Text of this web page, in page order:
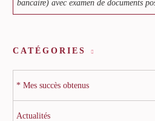
bancaire) avec examen de documents
CATÉGORIES
* Mes succès obtenus
Actualités